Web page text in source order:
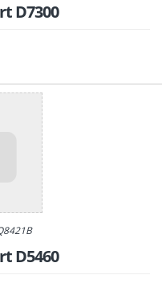
D7300
D5460